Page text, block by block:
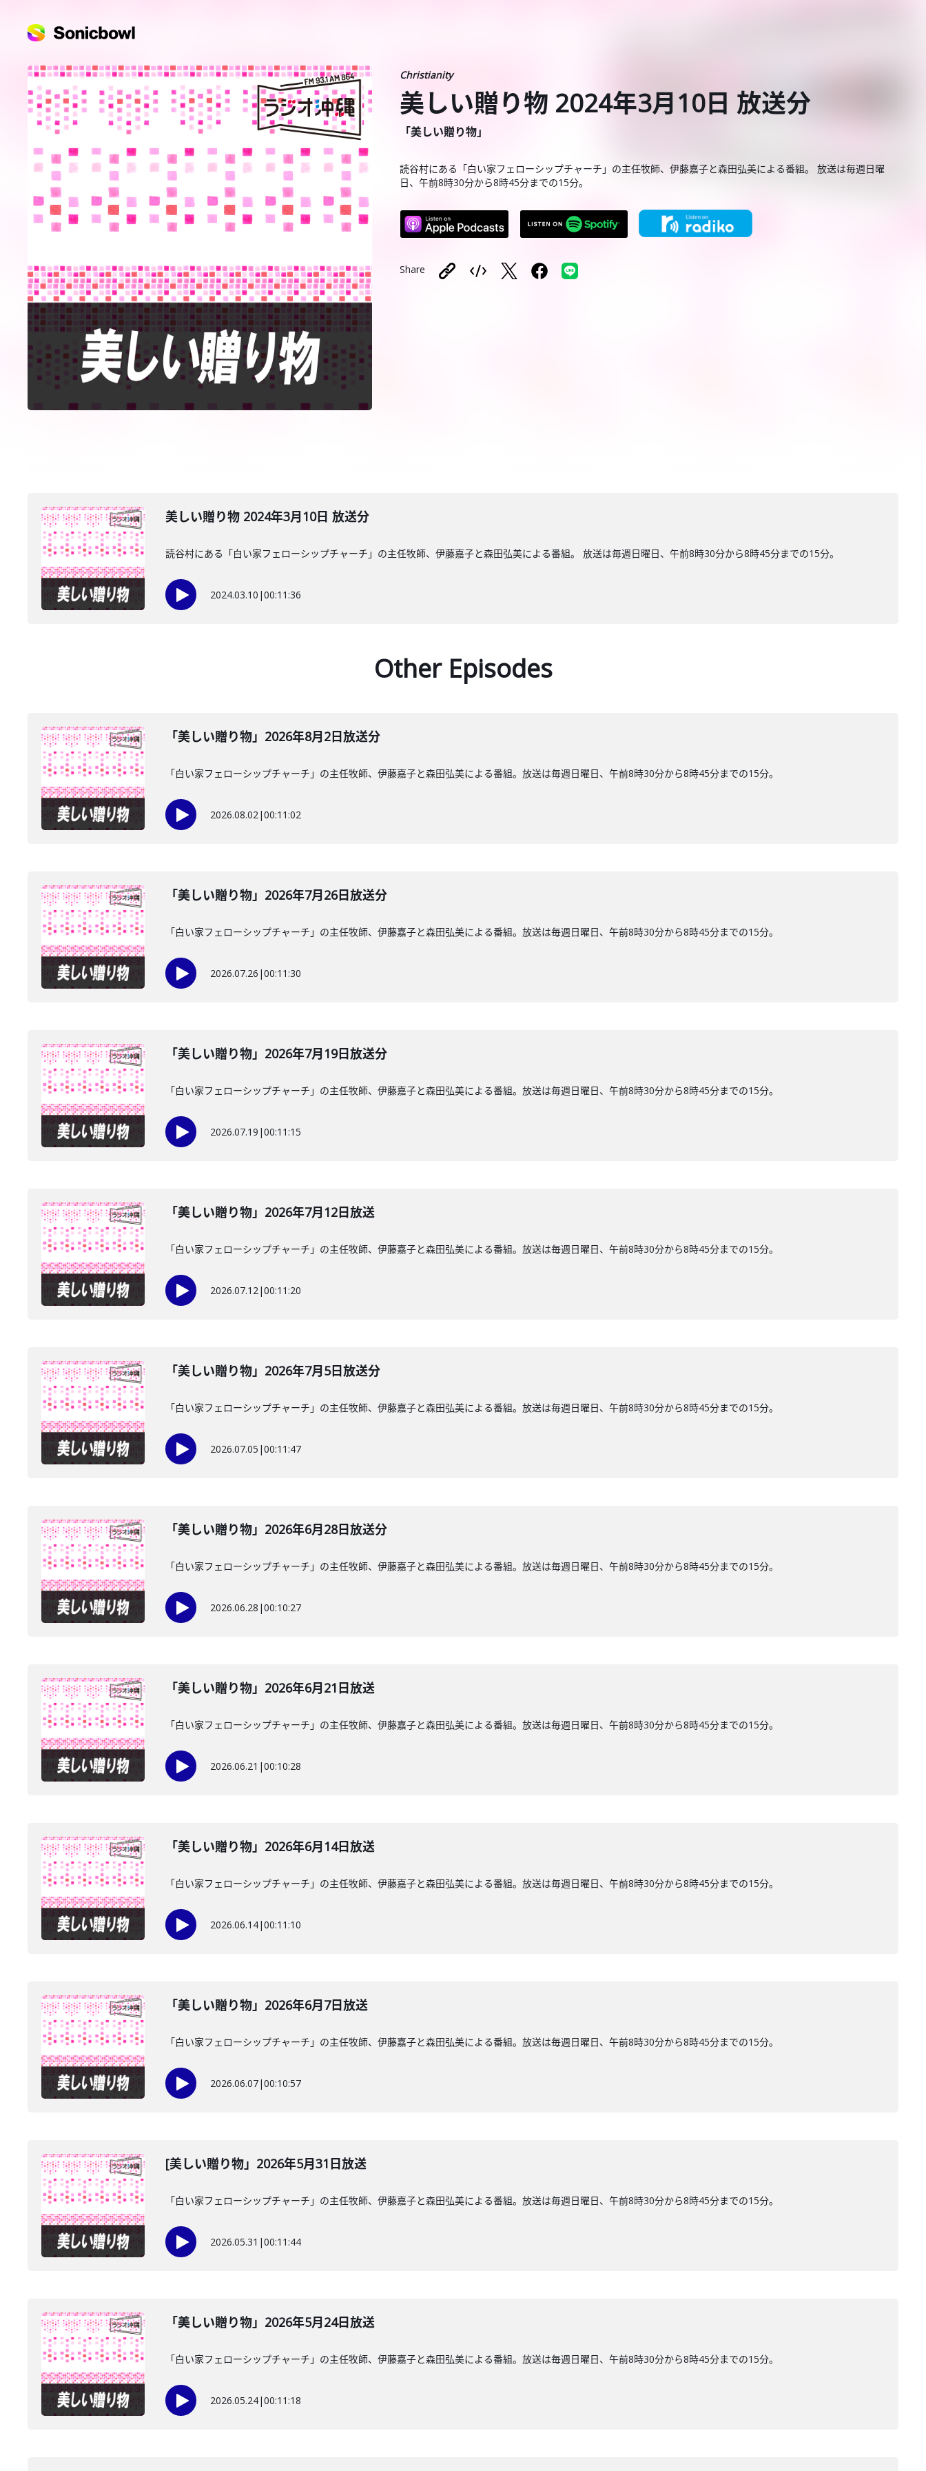
Christianity
美しい贈り物 2024年3月10日 放送分
「美しい贈り物」
読谷村にある「白い家フェローシップチャーチ」の主任牧師、伊藤嘉子と森田弘美による番組。 放送は毎週日曜
日、午前8時30分から8時45分までの15分。
Share
美しい贈り物 2024年3月10日 放送分
読谷村にある「白い家フェローシップチャーチ」の主任牧師、伊藤嘉子と森田弘美による番組。 放送は毎週日曜日、午前8時30分から8時45分までの15分。
2024.03.10 |00:11:36
Other Episodes
「美しい贈り物」2026年8月2日放送分
「白い家フェローシップチャーチ」の主任牧師、伊藤嘉子と森田弘美による番組。放送は毎週日曜日、午前8時30分から8時45分までの15分。
2026.08.02|00:11:02
「美しい贈り物」2026年7月26日放送分
「白い家フェローシップチャーチ」の主任牧師、伊藤嘉子と森田弘美による番組。放送は毎週日曜日、午前8時30分から8時45分までの15分。
2026.07.26 |00:11:30
「美しい贈り物」2026年7月19日放送分
「白い家フェローシップチャーチ」の主任牧師、伊藤嘉子と森田弘美による番組。放送は毎週日曜日、午前8時30分から8時45分までの15分。
2026.07.19 |00:11:15
「美しい贈り物」2026年7月12日放送
「白い家フェローシップチャーチ」の主任牧師、伊藤嘉子と森田弘美による番組。放送は毎週日曜日、午前8時30分から8時45分までの15分。
2026.07.12|00:11:20
「美しい贈り物」2026年7月5日放送分
「白い家フェローシップチャーチ」の主任牧師、伊藤嘉子と森田弘美による番組。放送は毎週日曜日、午前8時30分から8時45分までの15分。
2026.07.05 |00:11:47
「美しい贈り物」2026年6月28日放送分
「白い家フェローシップチャーチ」の主任牧師、伊藤嘉子と森田弘美による番組。放送は毎週日曜日、午前8時30分から8時45分までの15分。
2026.06.28 |00:10:27
「美しい贈り物」2026年6月21日放送
「白い家フェローシップチャーチ」の主任牧師、伊藤嘉子と森田弘美による番組。放送は毎週日曜日、午前8時30分から8時45分までの15分。
2026.06.21 |00:10:28
「美しい贈り物」2026年6月14日放送
「白い家フェローシップチャーチ」の主任牧師、伊藤嘉子と森田弘美による番組。放送は毎週日曜日、午前8時30分から8時45分までの15分。
2026.06.14|00:11:10
「美しい贈り物」2026年6月7日放送
「白い家フェローシップチャーチ」の主任牧師、伊藤嘉子と森田弘美による番組。放送は毎週日曜日、午前8時30分から8時45分までの15分。
2026.06.07|00:10:57
[美しい贈り物」2026年5月31日放送
「白い家フェローシップチャーチ」の主任牧師、伊藤嘉子と森田弘美による番組。放送は毎週日曜日、午前8時30分から8時45分までの15分。
2026.05.31 |00:11:44
「美しい贈り物」2026年5月24日放送
「白い家フェローシップチャーチ」の主任牧師、伊藤嘉子と森田弘美による番組。放送は毎週日曜日、午前8時30分から8時45分までの15分。
2026.05.24|00:11:18